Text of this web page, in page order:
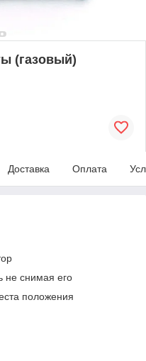
(газовый)
Доставка Оплата
не снимая его
положения